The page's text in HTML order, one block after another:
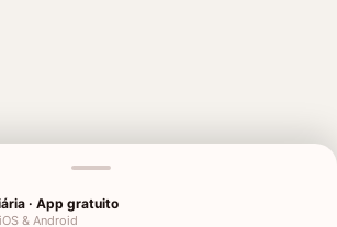
AMOR
1 MÊS DE FALECIMENTO DO MEU
· App gratuito
& Android